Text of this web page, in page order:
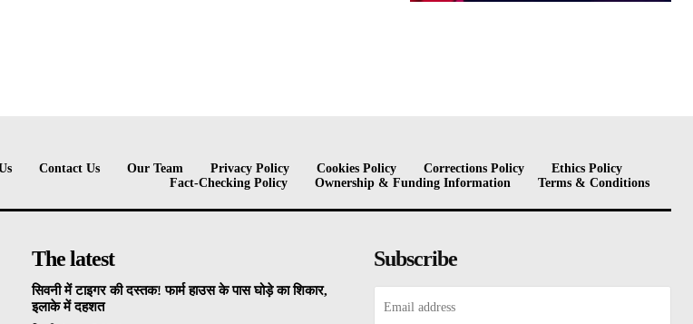
Contact Us Our Team Privacy Policy Cookies Policy Corrections Policy
Ethics Policy
Fact-Checking Policy
Ownership & Funding Information Terms & Conditions
The latest
सिवनी में टाइगर की दस्तक! फार्म हाउस के पास घोड़े का शिकार,
इलाके में दहशत
Subscribe